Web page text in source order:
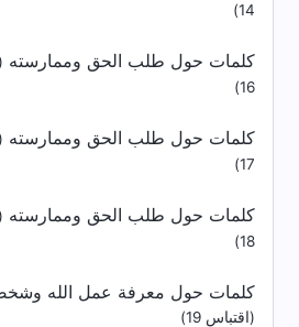
14)
كلمات حول طلب الحق وممارسته
16)
كلمات حول طلب الحق وممارسته
17)
كلمات حول طلب الحق وممارسته
18)
كلمات حول معرفة عمل الله
(اقتباس 19)